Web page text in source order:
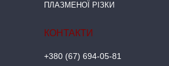
ПЛАЗМЕНОЇ РІЗКИ
+380 (67) 694-05-81